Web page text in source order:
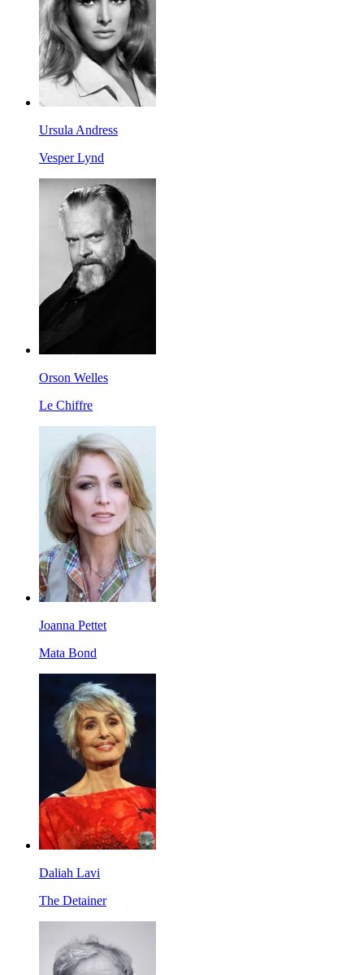
Ursula Andress
Vesper Lynd
Orson Welles
Le Chiffre
Joanna Pettet
Mata Bond
Daliah Lavi
The Detainer